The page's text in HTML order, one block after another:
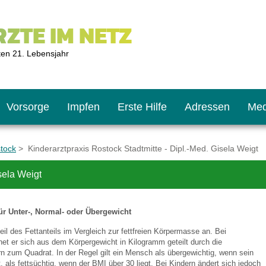
IM NETZ
21. Lebensjahr
Vorsorge Impfen Erste Hilfe Adressen
> Kinderarztpraxis Rostock Stadtmitte - Dipl.-Med. Gisela Weigt
Weigt
Unter-, Normal- oder Übergewicht
des Fettanteils im Vergleich zur fettfreien Körpermasse an. Bei
er sich aus dem Körpergewicht in Kilogramm geteilt durch die
zum Quadrat. In der Regel gilt ein Mensch als übergewichtig, wenn sein
als fettsüchtig, wenn der BMI über 30 liegt. Bei Kindern ändert sich jedoch